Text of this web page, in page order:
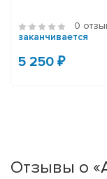
0
заканчивается
5 250 ₽
Отзывы о